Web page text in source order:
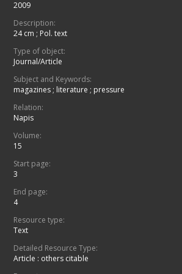
2009
Description:
24 cm ; Pol. text
Type of object:
Journal/Article
Subject and Keywords:
magazines ; literature ; pressure
Relation:
Napis
Volume:
15
Start page:
3
End page:
4
Resource type:
Text
Detailed Resource Type:
Article : others citable